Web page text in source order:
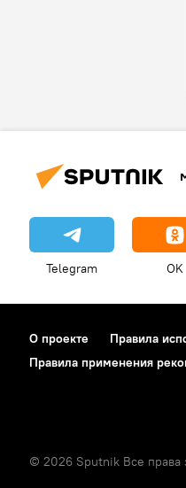
Telegram OK
О проекте Правила
Правила применения
© 2026 Sputnik Все